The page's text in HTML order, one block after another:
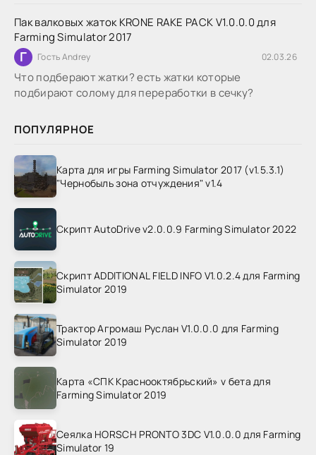
Пак валковых жаток KRONE RAKE PACK V1.0.0.0 для
Farming Simulator 2017
Г Гость Andrey 02.03.26
Что подберают жатки? есть жатки которые
подбирают солому для переработки в сечку?
ПОПУЛЯРНОЕ
Карта для игры Farming Simulator 2017 (v1.5.3.1)
"Чернобыль зона отчуждения" v1.4
Скрипт AutoDrive v2.0.0.9 Farming Simulator 2022
Скрипт ADDITIONAL FIELD INFO V1.0.2.4 для Farming
Simulator 2019
Трактор Агромаш Руслан V1.0.0.0 для Farming
Simulator 2019
Карта «СПК Краснооктябрьский» v бета для
Farming Simulator 2019
Сеялка HORSCH PRONTO 3DC V1.0.0.0 для Farming
Simulator 19